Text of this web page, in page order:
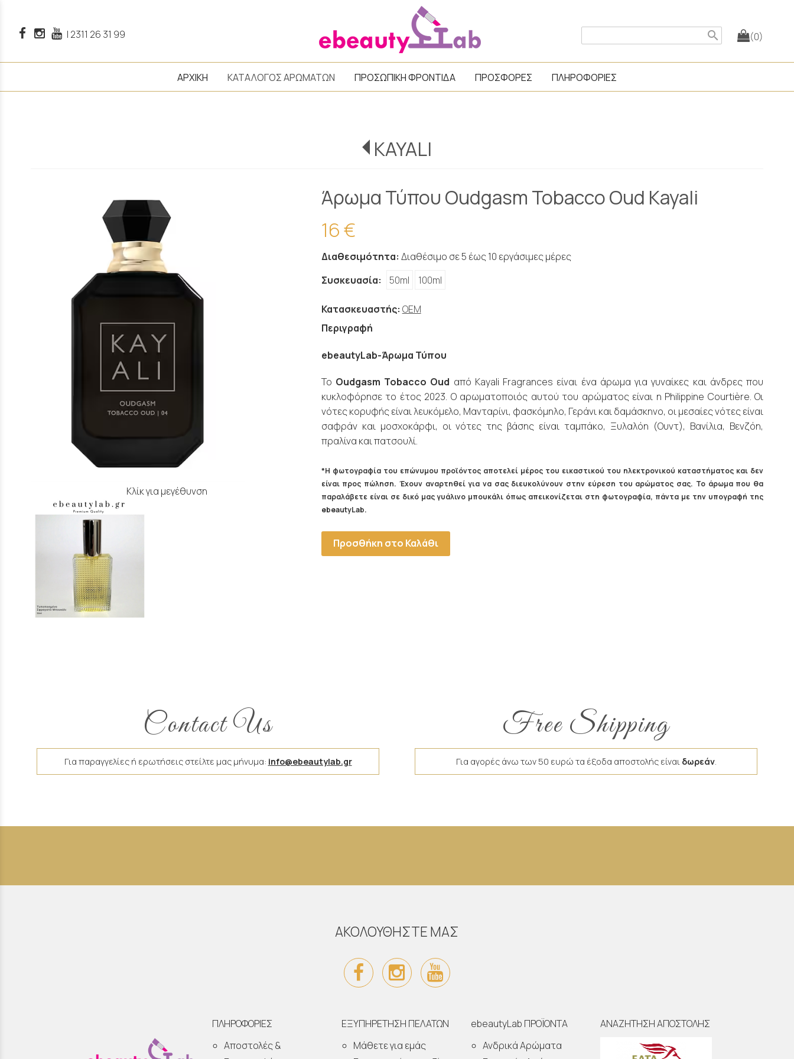
(0)
search
| 2311 26 31 99
ΑΡΧΙΚΗ ΚΑΤΑΛΟΓΟΣ ΑΡΩΜΑΤΩΝ ΠΡΟΣΩΠΙΚΗ ΦΡΟΝΤΙΔΑ ΠΡΟΣΦΟΡΕΣ ΠΛΗΡΟΦΟΡΙΕΣ
KAYALI
Κλίκ για μεγέθυνση
Άρωμα Τύπου Oudgasm Tobacco Oud Kayali
16 €
Διαθεσιμότητα: Διαθέσιμο σε 5 έως 10 εργάσιμες μέρες
Συσκευασία:
50ml 100ml
Κατασκευαστής: OEM
Περιγραφή
ebeautyLab-Άρωμα Τύπου
Το Oudgasm Tobacco Oud από Kayali Fragrances είναι ένα άρωμα για γυναίκες και άνδρες που
κυκλοφόρησε το έτος 2023. Ο αρωματοποιός αυτού του αρώματος είναι η Philippine Courtière. Οι
νότες κορυφής είναι λευκόμελο, Μανταρίνι, φασκόμηλο, Γεράνι και δαμάσκηνο, οι μεσαίες νότες είναι
σαφράν και μοσχοκάρφι, οι νότες της βάσης είναι ταμπάκο, Ξυλαλόη (Ουντ), Βανίλια, Βενζόη,
πραλίνα και πατσουλί.
*Η φωτογραφία του επώνυμου προϊόντος αποτελεί μέρος του εικαστικού του ηλεκτρονικού καταστήματος και δεν
είναι προς πώληση. Έχουν αναρτηθεί για να σας διευκολύνουν στην εύρεση του αρώματος σας. Το άρωμα που θα
παραλάβετε είναι σε δικό μας γυάλινο μπουκάλι όπως απεικονίζεται στη φωτογραφία, πάντα με την υπογραφή της
ebeautyLab.
Προσθήκη στο Καλάθι
Contact Us
Για παραγγελίες ή ερωτήσεις στείλτε μας μήνυμα: info@ebeautylab.gr
Free Shipping
Για αγορές άνω των 50 ευρώ τα έξοδα αποστολής είναι δωρεάν.
ΑΚΟΛΟΥΘΗΣΤΕ ΜΑΣ
ΠΛΗΡΟΦΟΡΙΕΣ
Αποστολές &
ΕΞΥΠΗΡΕΤΗΣΗ ΠΕΛΑΤΩΝ
Μάθετε για εμάς
ebeautyLab ΠΡΟΪΟΝΤΑ
Ανδρικά Αρώματα
ΑΝΑΖΗΤΗΣΗ ΑΠΟΣΤΟΛΗΣ